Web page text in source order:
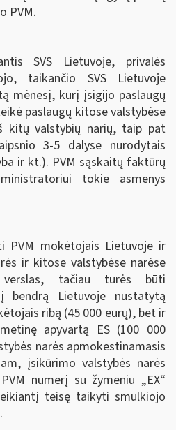
PVM.
SVS Lietuvoje, privalės
taikančio SVS Lietuvoje
mėnesį, kurį įsigijo paslaugų
paslaugų kitose valstybėse
kitų valstybių narių, taip pat
3-5 dalyse nurodytais
ir kt.). PVM sąskaitų faktūrų
tokie asmenys
PVM mokėtojais Lietuvoje ir
ir kitose valstybėse narėse
verslas, tačiau turės būti
Lietuvoje nustatytą
ribą (45 000 eurų), bet ir
apyvartą ES (100 000
narės apmokestinamasis
įsikūrimo valstybės narės
numerį su žymeniu „EX“
teisę taikyti smulkiojo